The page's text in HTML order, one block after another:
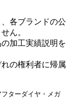
各ブランドの公
ん。
加工実績説明を
の権利者に帰属
ターダイヤ・メガ